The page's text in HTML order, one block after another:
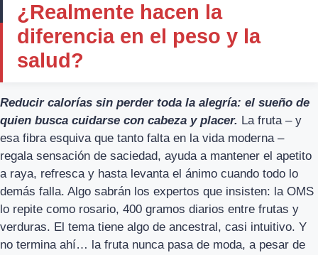
¿Realmente hacen la
diferencia en el peso y la
salud?
Reducir calorías sin perder toda la alegría: el sueño de
quien busca cuidarse con cabeza y placer. La fruta – y
esa fibra esquiva que tanto falta en la vida moderna –
regala sensación de saciedad, ayuda a mantener el apetito
a raya, refresca y hasta levanta el ánimo cuando todo lo
demás falla. Algo sabrán los expertos que insisten: la OMS
lo repite como rosario, 400 gramos diarios entre frutas y
verduras. El tema tiene algo de ancestral, casi intuitivo. Y
no termina ahí… la fruta nunca pasa de moda, a pesar de